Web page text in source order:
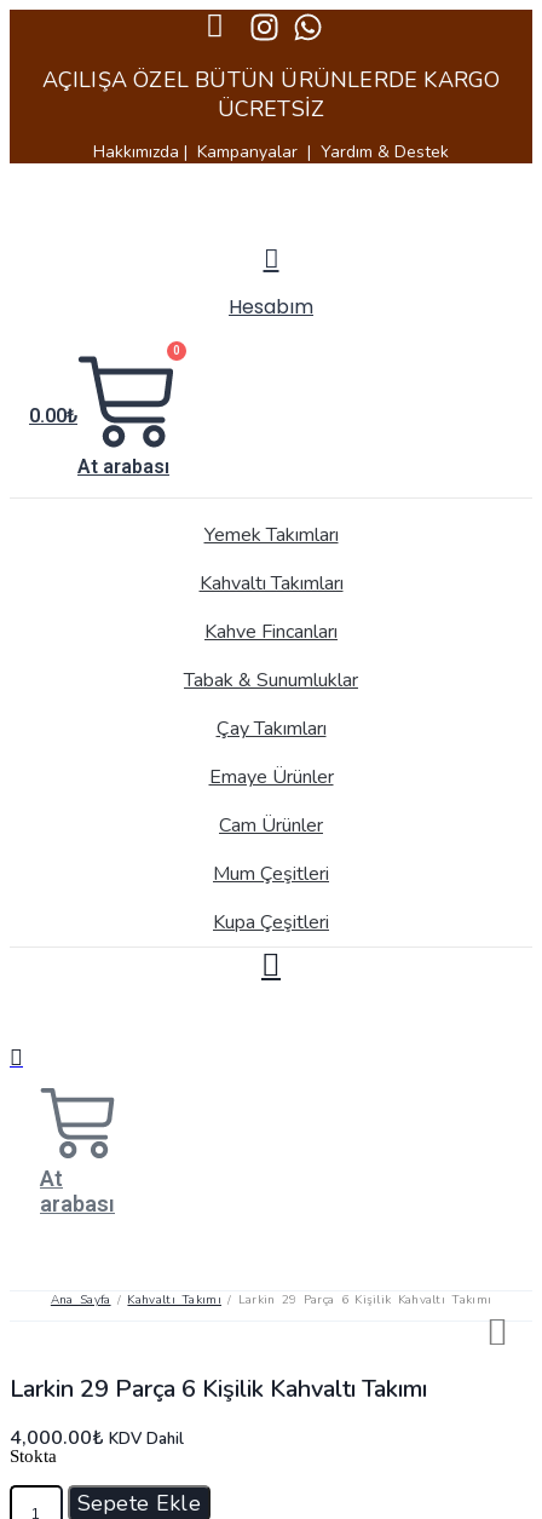
AÇILIŞA ÖZEL BÜTÜN ÜRÜNLERDE KARGO
ÜCRETSIZ
Hakkımızda | Kampanyalar | Yardım & Destek
Hesabım
0.00₺
0
At arabası
Yemek Takımları
Kahvaltı Takımları
Kahve Fincanları
Tabak & Sunumluklar
Çay Takımları
Emaye Ürünler
Cam Ürünler
Mum Çeşitleri
Kupa Çeşitleri
At
arabası
Ana Sayfa / Kahvaltı Takımı / Larkin 29 Parça 6 Kişilik Kahvaltı Takımı
Larkin 29 Parça 6 Kişilik Kahvaltı Takımı
4,000.00₺ KDV Dahil
Stokta
Larkin
Sepete Ekle